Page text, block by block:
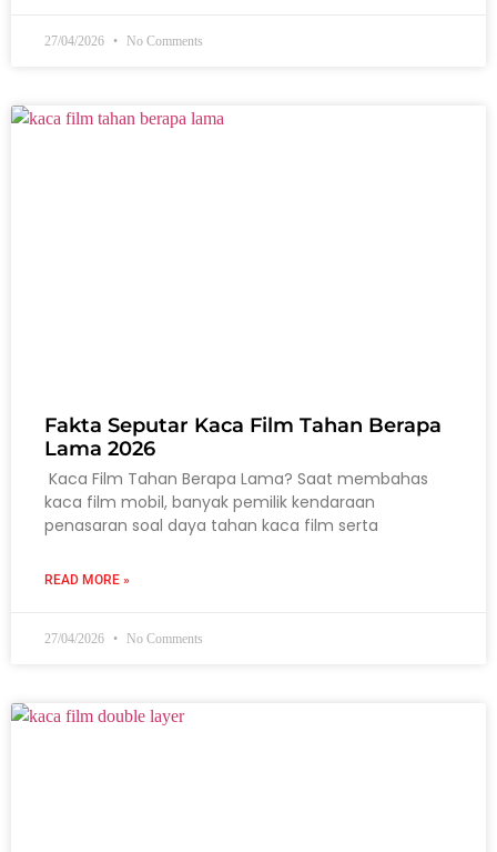
27/04/2026 No Comments
Fakta Seputar Kaca Film Tahan Berapa
Lama 2026
Kaca Film Tahan Berapa Lama? Saat membahas
kaca film mobil, banyak pemilik kendaraan
penasaran soal daya tahan kaca film serta
READ MORE »
27/04/2026 No Comments